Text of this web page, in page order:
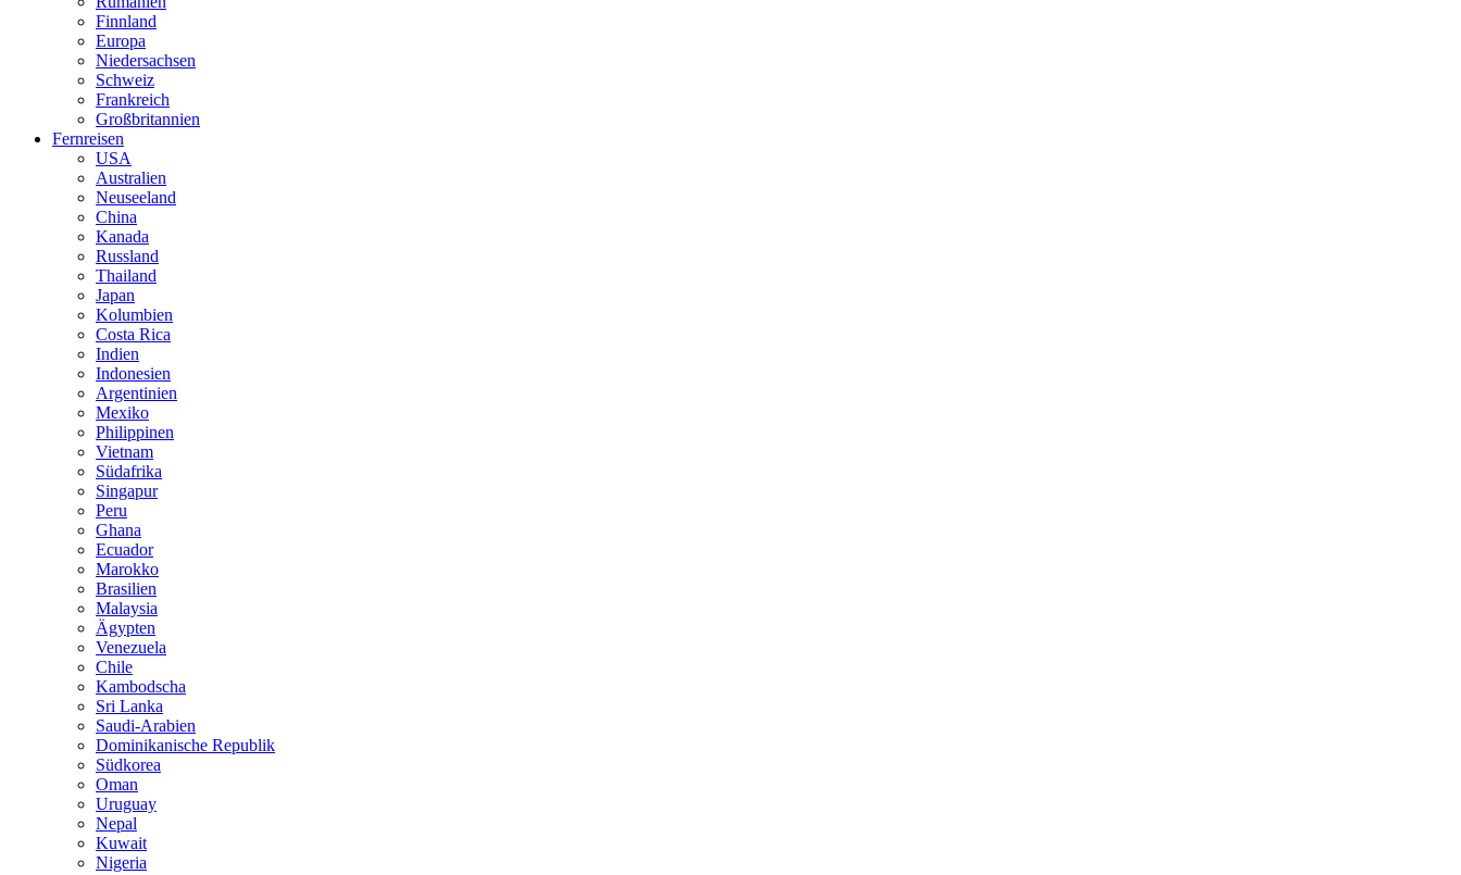
Finnland
Europa
Niedersachsen
Schweiz
Frankreich
Großbritannien
Fernreisen
USA
Australien
Neuseeland
China
Kanada
Russland
Thailand
Japan
Kolumbien
Costa Rica
Indien
Indonesien
Argentinien
Mexiko
Philippinen
Vietnam
Südafrika
Singapur
Peru
Ghana
Ecuador
Marokko
Brasilien
Malaysia
Ägypten
Venezuela
Chile
Kambodscha
Sri Lanka
Saudi-Arabien
Dominikanische Republik
Südkorea
Oman
Uruguay
Nepal
Kuwait
Nigeria